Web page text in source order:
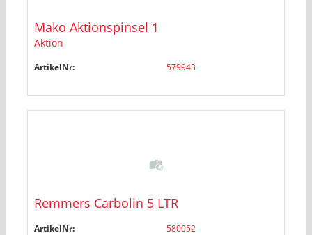
Mako Aktionspinsel 1
Aktion
ArtikelNr: 579943
Remmers Carbolin 5 LTR
ArtikelNr: 580052